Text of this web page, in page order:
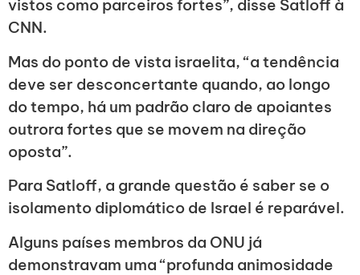
vistos como parceiros fortes”, disse Satloff à
CNN.
Mas do ponto de vista israelita, “a tendência
deve ser desconcertante quando, ao longo
do tempo, há um padrão claro de apoiantes
outrora fortes que se movem na direção
oposta”.
Para Satloff, a grande questão é saber se o
isolamento diplomático de Israel é reparável.
Alguns países membros da ONU já
demonstravam uma “profunda animosidade